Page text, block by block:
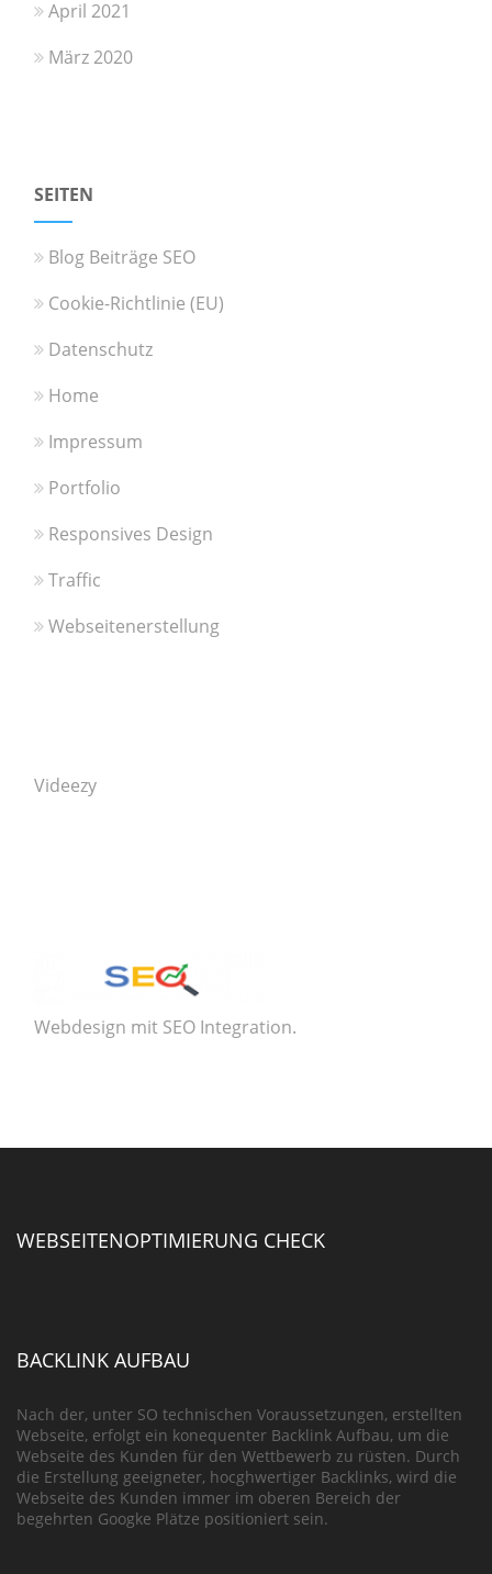
April 2021
März 2020
SEITEN
Blog Beiträge SEO
Cookie-Richtlinie (EU)
Datenschutz
Home
Impressum
Portfolio
Responsives Design
Traffic
Webseitenerstellung
Videezy
Webdesign mit SEO Integration.
WEBSEITENOPTIMIERUNG CHECK
BACKLINK AUFBAU
Nach der, unter SO technischen Voraussetzungen, erstellten
Webseite, erfolgt ein konequenter Backlink Aufbau, um die
Webseite des Kunden für den Wettbewerb zu rüsten. Durch
die Erstellung geeigneter, hocghwertiger Backlinks, wird die
Webseite des Kunden immer im oberen Bereich der
begehrten Googke Plätze positioniert sein.